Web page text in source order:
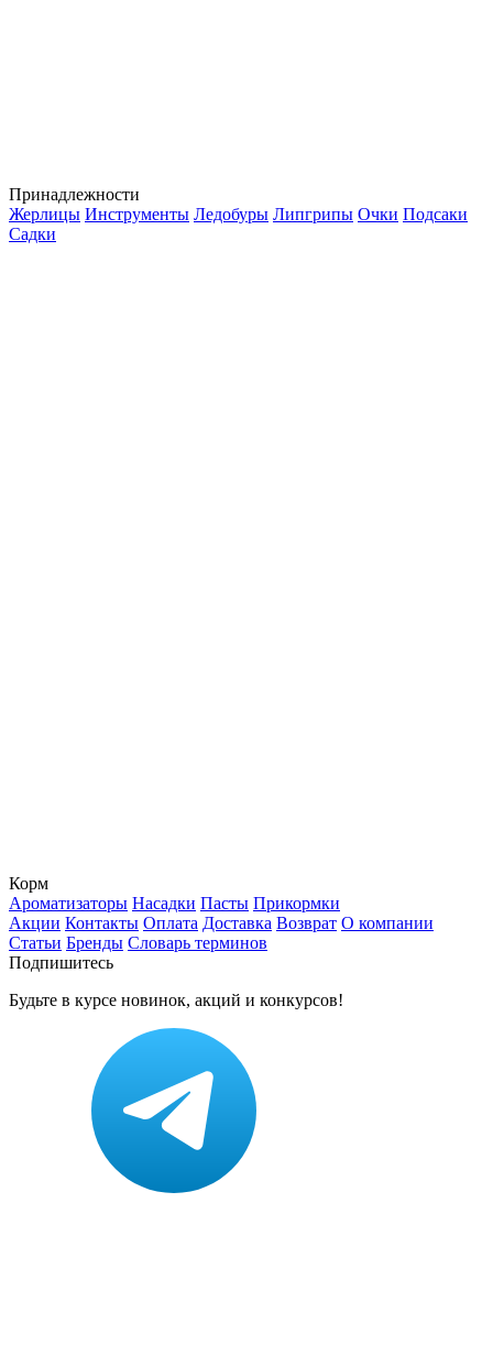
Принадлежности
Жерлицы Инструменты Ледобуры Липгрипы Очки Подсаки
Садки
Корм
Ароматизаторы Насадки Пасты Прикормки
Акции Контакты Оплата Доставка Возврат О компании
Статьи Бренды Словарь терминов
Подпишитесь
Будьте в курсе новинок, акций и конкурсов!